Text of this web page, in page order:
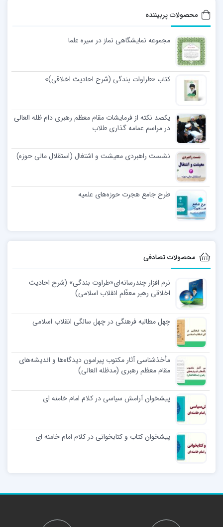
محصولات پربیننده
مجموعه نمایشگاهی نماز در سیره علما
کتاب «طراوات بندگی (شرح احادیث اخلاقی)»
یکصد نکته از فرمایشات مقام معظم رهبری دام ظله العالی
در مراسم عمامه گذاری طلاب
نشست راهبردی معیشت و اشتغال (استقلال مالی حوزه)
طرح جامع هجرت حوزه‌های علمیه
محصولات تصادفی
نرم افزار چندرسانه‌ای«طراوت بندگی» (شرح احادیث
اخلاقی رهبر معظّم انقلاب اسلامی)
چهل مطالبه فرهنگی در چهل سالگی انقلاب اسلامی
مأخذشناسی آثار مکتوب پیرامون دیدگاه‌ها و اندیشه‌های
مقام معظم رهبری (مدظله العالی)
پیشخوان آرامش سیاسی در کلام امام خامنه ای
پیشخوان کتاب و کتابخوانی در کلام امام خامنه ای